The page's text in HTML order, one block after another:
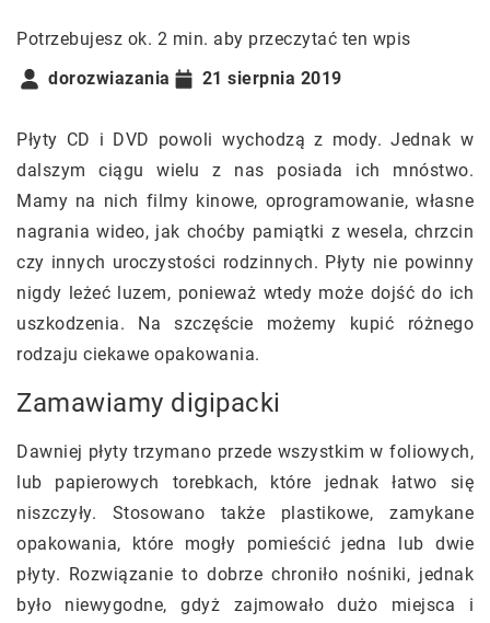
Potrzebujesz ok. 2 min. aby przeczytać ten wpis
dorozwiazania
21 sierpnia 2019
Płyty CD i DVD powoli wychodzą z mody. Jednak w
dalszym ciągu wielu z nas posiada ich mnóstwo.
Mamy na nich filmy kinowe, oprogramowanie, własne
nagrania wideo, jak choćby pamiątki z wesela, chrzcin
czy innych uroczystości rodzinnych. Płyty nie powinny
nigdy leżeć luzem, ponieważ wtedy może dojść do ich
uszkodzenia. Na szczęście możemy kupić różnego
rodzaju ciekawe opakowania.
Zamawiamy digipacki
Dawniej płyty trzymano przede wszystkim w foliowych,
lub papierowych torebkach, które jednak łatwo się
niszczyły. Stosowano także plastikowe, zamykane
opakowania, które mogły pomieścić jedna lub dwie
płyty. Rozwiązanie to dobrze chroniło nośniki, jednak
było niewygodne, gdyż zajmowało dużo miejsca i